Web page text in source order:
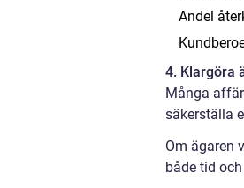
Andel
4. Klargöra
Många
säkerställa
Om ägaren
både tid